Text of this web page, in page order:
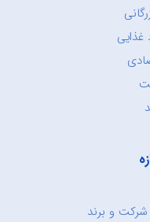
غذایی
شرکت و برند